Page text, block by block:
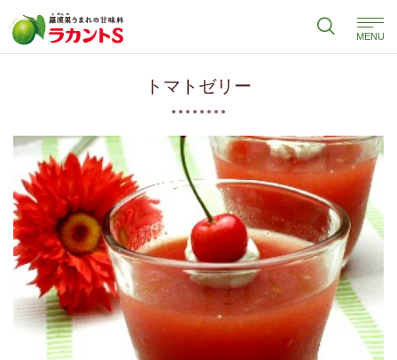
MENU
トマトゼリー